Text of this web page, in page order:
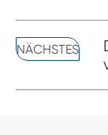
NÄCHSTES